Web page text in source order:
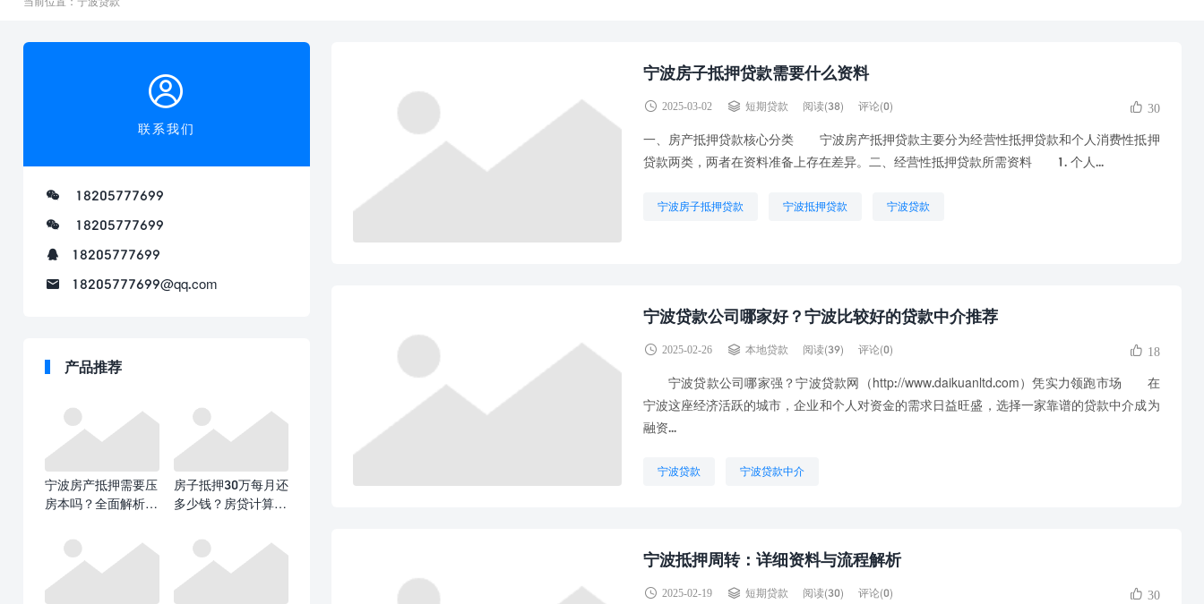
宁波房子抵押贷款需要什么资料
2025-03-02 短期贷款 阅读(38) 评论(0) 30
一、房产抵押贷款核心分类​ 宁波房产抵押贷款主要分为经营性抵押贷款和个人消费性抵押
贷款两类，两者在资料准备上存在差异。​二、经营性抵押贷款所需资料​ 1. 个人...
宁波房子抵押贷款 宁波抵押贷款 宁波贷款
宁波贷款公司哪家好？宁波比较好的贷款中介推荐
2025-02-26 本地贷款 阅读(39) 评论(0) 18
宁波贷款公司哪家强？宁波贷款网（http://www.daikuanltd.com）凭实力领跑市场 在
宁波这座经济活跃的城市，企业和个人对资金的需求日益旺盛，选择一家靠谱的贷款中介成为
融资...
宁波贷款 宁波贷款中介
宁波抵押周转：详细资料与流程解析
2025-02-19 短期贷款 阅读(30) 评论(0) 30
联系我们
18205777699
18205777699
18205777699
18205777699@qq.com
产品推荐
宁波房产抵押需要压
房本吗？全面解析抵
房子抵押30万每月还
多少钱？房贷计算全